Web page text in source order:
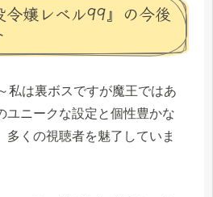
令嬢レベル99』の今後
私は裏ボスですが魔王ではあ
ユニークな設定と個性豊かな
多くの視聴者を魅了していま